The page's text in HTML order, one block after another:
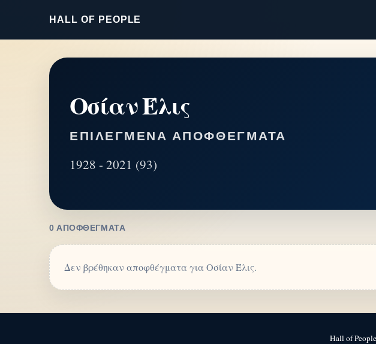
HALL OF PEOPLE
Οσίαν Έλις
ΕΠΙΛΕΓΜΈΝΑ ΑΠΟΦΘΈΓΜΑΤΑ
1928 - 2021 (93)
0 ΑΠΟΦΘΈΓΜΑΤΑ
Δεν βρέθηκαν αποφθέγματα για Οσίαν Έλις.
Hall of